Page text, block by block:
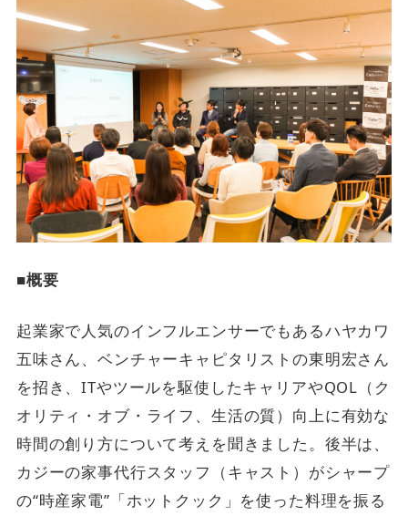
■概要
起業家で人気のインフルエンサーでもあるハヤカワ
五味さん、ベンチャーキャピタリストの東明宏さん
を招き、ITやツールを駆使したキャリアやQOL（ク
オリティ・オブ・ライフ、生活の質）向上に有効な
時間の創り方について考えを聞きました。後半は、
カジーの家事代行スタッフ（キャスト）がシャープ
の“時産家電”「ホットクック」を使った料理を振る